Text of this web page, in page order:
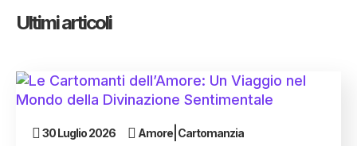
Ultimi articoli
30 Luglio 2026 Amore Cartomanzia